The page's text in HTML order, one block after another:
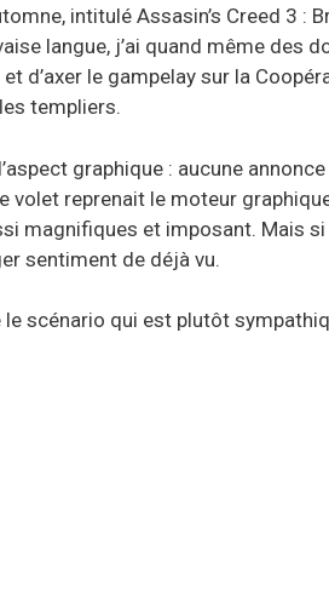
intitulé Assasin’s Creed 3 :
langue, j’ai quand même des
d’axer le gampelay sur la
templiers.
graphique : aucune
volet reprenait le moteur
magnifiques et imposant. Mais
sentiment de déjà vu.
scénario qui est plutôt